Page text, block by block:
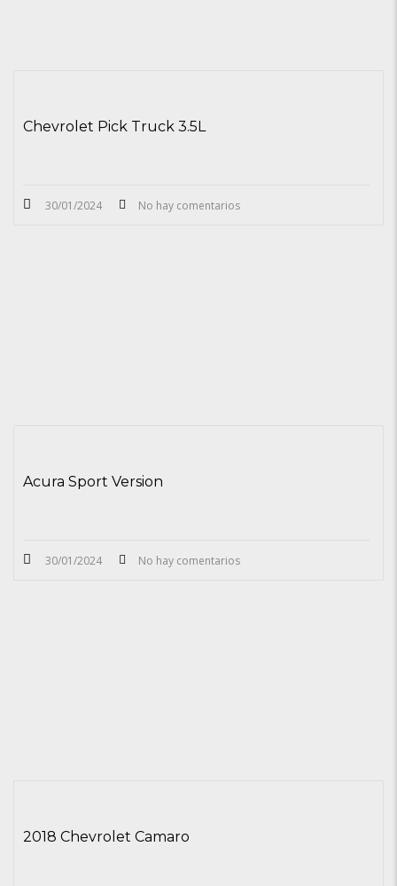
Chevrolet Pick Truck 3.5L
30/01/2024 No hay comentarios
Acura Sport Version
30/01/2024 No hay comentarios
2018 Chevrolet Camaro